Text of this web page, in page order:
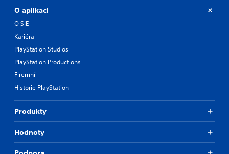
O aplikaci
O SIE
Kariéra
PlayStation Studios
PlayStation Productions
Firemní
Historie PlayStation
Produkty
Hodnoty